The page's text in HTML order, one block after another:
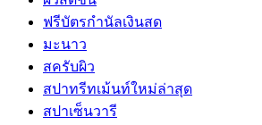
ส่วนลดในการทำทรีทเม้นท์ครั้งต่อไป
ใยบวบ